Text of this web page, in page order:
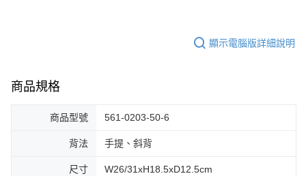
顯示電腦版詳細說明
商品規格
商品型號 561-0203-50-6
背法 手提、斜背
尺寸 W26/31xH18.5xD12.5cm